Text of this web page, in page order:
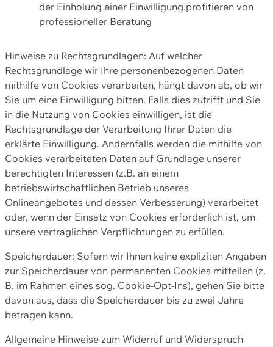
der Einholung einer Einwilligung.profitieren von
professioneller Beratung
Hinweise zu Rechtsgrundlagen: Auf welcher
Rechtsgrundlage wir Ihre personenbezogenen Daten
mithilfe von Cookies verarbeiten, hängt davon ab, ob wir
Sie um eine Einwilligung bitten. Falls dies zutrifft und Sie
in die Nutzung von Cookies einwilligen, ist die
Rechtsgrundlage der Verarbeitung Ihrer Daten die
erklärte Einwilligung. Andernfalls werden die mithilfe von
Cookies verarbeiteten Daten auf Grundlage unserer
berechtigten Interessen (z.B. an einem
betriebswirtschaftlichen Betrieb unseres
Onlineangebotes und dessen Verbesserung) verarbeitet
oder, wenn der Einsatz von Cookies erforderlich ist, um
unsere vertraglichen Verpflichtungen zu erfüllen.
Speicherdauer: Sofern wir Ihnen keine expliziten Angaben
zur Speicherdauer von permanenten Cookies mitteilen (z.
B. im Rahmen eines sog. Cookie-Opt-Ins), gehen Sie bitte
davon aus, dass die Speicherdauer bis zu zwei Jahre
betragen kann.
Allgemeine Hinweise zum Widerruf und Widerspruch